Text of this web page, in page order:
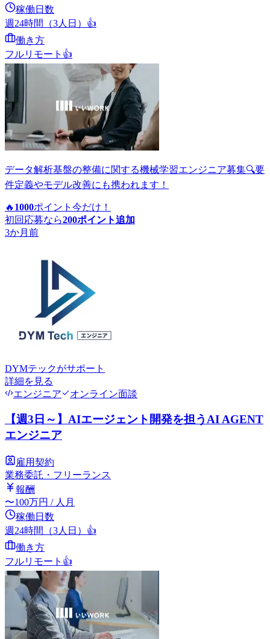
稼働日数
週24時間（3人日） 👍
働き方
フルリモート 👍
データ解析基盤の整備に関する機械学習エンジニア募集🔍要
件定義やモデル改善にも携われます！
🔥 1000ポイント 今だけ！
初回応募なら200ポイント追加
3か月前
DYMテックがサポート
詳細を見る
エンジニア
オンライン面談
【週3日～】AIエージェント開発を担うAI AGENT
エンジニア
雇用契約
業務委託・フリーランス
報酬
〜100万円 / 人月
稼働日数
週24時間（3人日） 👍
働き方
フルリモート 👍